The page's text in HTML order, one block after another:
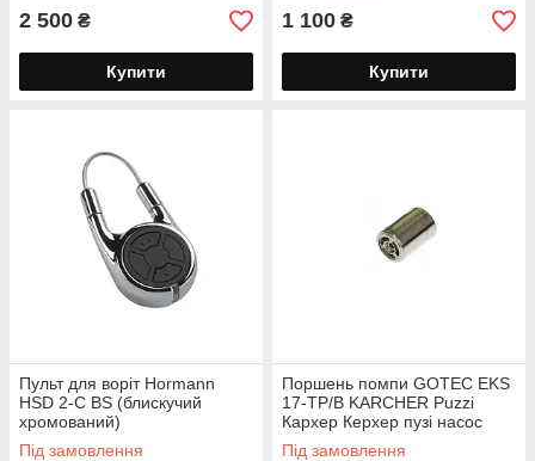
2 500 ₴
Купити
1 100 ₴
Купити
Пульт для воріт Hormann
HSD 2-C BS (блискучий
хромований)
Під замовлення
Поршень помпи GOTEC EKS
17-TP/B KARCHER Puzzi
Кархер Керхер пузі насос
Під замовлення